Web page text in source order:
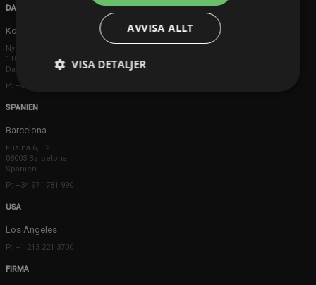
DANMARK
Köpenhamn
Ny Østergade 20
1101 København K
Danmark
P: +45 3698 8480
SPANIEN
Barcelona
Fusina 6, E2
08003 Barcelona
Spanien
P: +34 971 781 990
USA
Los Angeles
P: +1 213 221 3700
FIRMA
AVVISA ALLT
VISA DETALJER